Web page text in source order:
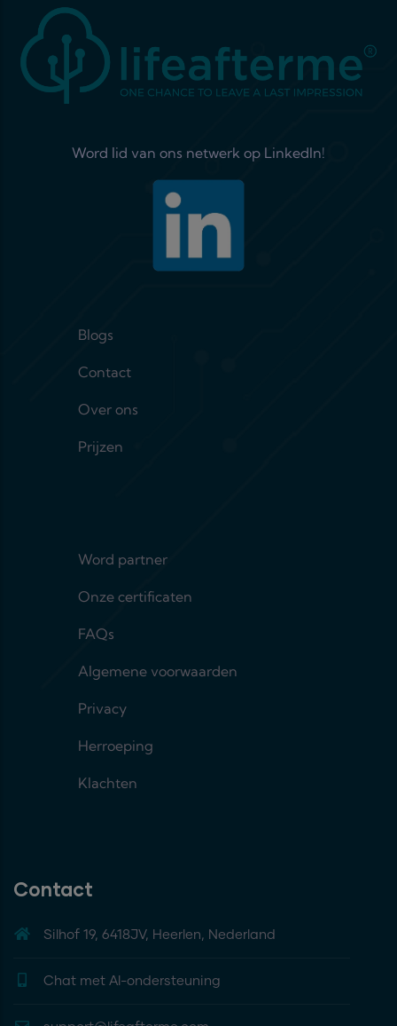
Word lid van ons netwerk op LinkedIn!
Footer menu 1
Blogs
Contact
Over ons
Prijzen
Footer menu 2
Word partner
Onze certificaten
FAQs
Algemene voorwaarden
Privacy
Herroeping
Klachten
Contact
Silhof 19, 6418JV, Heerlen, Nederland
Chat met AI-ondersteuning